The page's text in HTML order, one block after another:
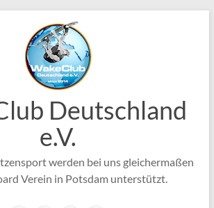
Deutschland
e.V.
werden bei uns gleichermaßen
Verein in Potsdam unterstützt.